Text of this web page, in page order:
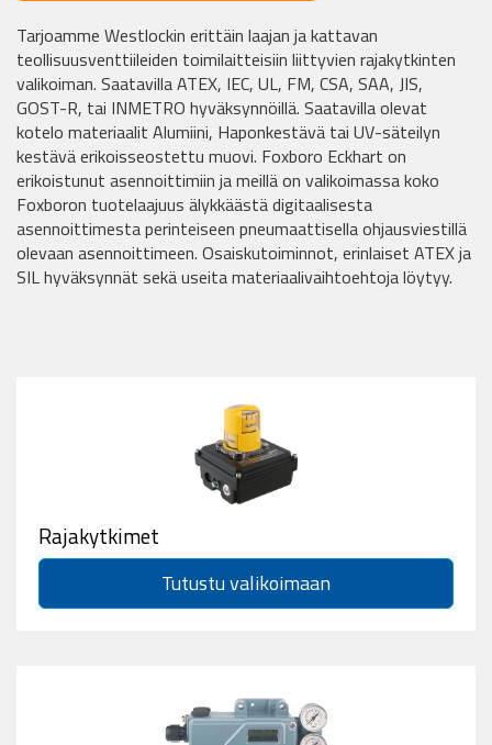
Tarjoamme Westlockin erittäin laajan ja kattavan
teollisuusventtiileiden toimilaitteisiin liittyvien rajakytkinten
valikoiman. Saatavilla ATEX, IEC, UL, FM, CSA, SAA, JIS,
GOST-R, tai INMETRO hyväksynnöillä. Saatavilla olevat
kotelo materiaalit Alumiini, Haponkestävä tai UV-säteilyn
kestävä erikoisseostettu muovi. Foxboro Eckhart on
erikoistunut asennoittimiin ja meillä on valikoimassa koko
Foxboron tuotelaajuus älykkäästä digitaalisesta
asennoittimesta perinteiseen pneumaattisella ohjausviestillä
olevaan asennoittimeen. Osaiskutoiminnot, erinlaiset ATEX ja
SIL hyväksynnät sekä useita materiaalivaihtoehtoja löytyy.
Rajakytkimet
Tutustu valikoimaan